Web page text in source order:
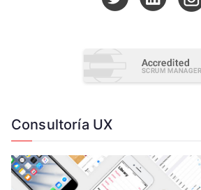
Consultoría UX